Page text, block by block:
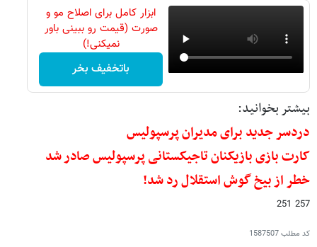
ابزار کامل برای اصلاح مو و
صورت (قیمت رو ببینی باور
نمیکنی!)
باتخفیف بخر
بیشتر بخوانید:
دردسر جدید برای مدیران پرسپولیس
کارت بازی بازیکنان تاجیکستانی پرسپولیس صادر شد
خطر از بیخ گوش استقلال رد شد!
257 251
کد مطلب1587507